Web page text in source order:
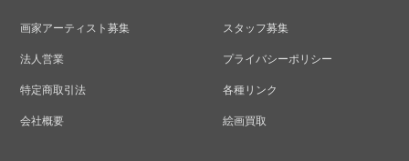
画家アーティスト募集 スタッフ募集
法人営業 プライバシーポリシー
特定商取引法 各種リンク
会社概要 絵画買取